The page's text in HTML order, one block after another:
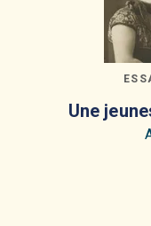
Une